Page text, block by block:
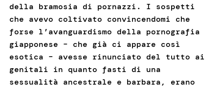
della bramosia di pornazzi. I sospetti
che avevo coltivato convincendomi che
forse l’avanguardismo della pornografia
giapponese – che già ci appare così
esotica – avesse rinunciato del tutto ai
genitali in quanto fasti di una
sessualità ancestrale e barbara, erano